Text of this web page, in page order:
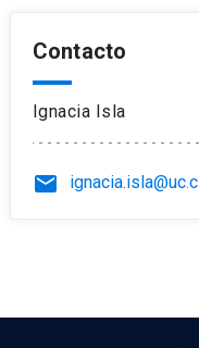
Contacto
Ignacia Isla
email ignacia.isla@uc.cl